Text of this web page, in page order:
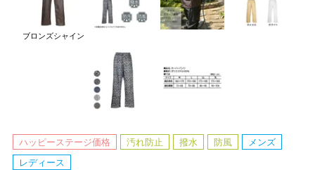
ブロンズシャイン
ハッピーステージ価格 汚れ防止 撥水 防風
メンズ
レディース